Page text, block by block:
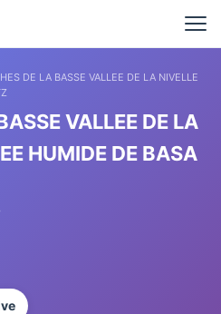
DE LA BASSE VALLEE DE LA NIVELLE
VALLEE DE LA
HUMIDE DE BASA